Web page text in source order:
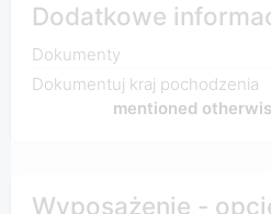
Dodatkowe
Dokumenty
Dokumentuj kraj pochodzenia
mentioned
Wyposażenie -